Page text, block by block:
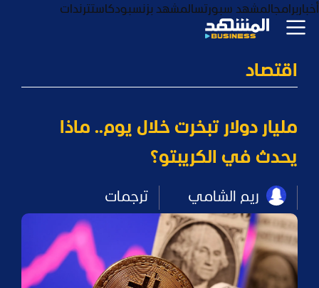
أخباربرامجالمشهد سبورتسالمشهد بزنسبودكاستترندات
اقتصاد
مليار دولار تبخرت خلال يوم.. ماذا
يحدث في الكريبتو؟
ريم الشامي ترجمات